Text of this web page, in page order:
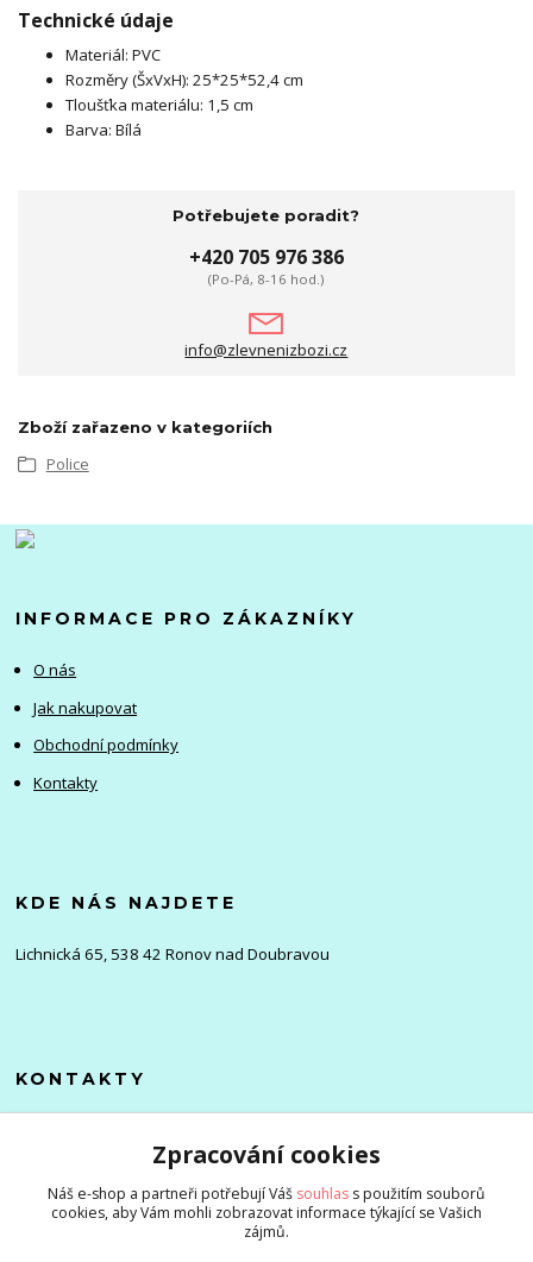
Technické údaje
Materiál: PVC
Rozměry (ŠxVxH): 25*25*52,4 cm
Tloušťka materiálu: 1,5 cm
Barva: Bílá
Potřebujete poradit?
+420 705 976 386
(Po-Pá, 8-16 hod.)
info@zlevnenizbozi.cz
Zboží zařazeno v kategoriích
Police
INFORMACE PRO ZÁKAZNÍKY
O nás
Jak nakupovat
Obchodní podmínky
Kontakty
KDE NÁS NAJDETE
Lichnická 65, 538 42 Ronov nad Doubravou
KONTAKTY
+420 705 976 386
info@zlevnenizbozi.cz
Zpracování cookies
Náš e-shop a partneři potřebují Váš souhlas s použitím souborů
cookies, aby Vám mohli zobrazovat informace týkající se Vašich
zájmů.